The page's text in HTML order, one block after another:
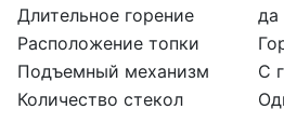
Длительное горение
да
Расположение топки
Подъемный механизм
С
Количество стекол